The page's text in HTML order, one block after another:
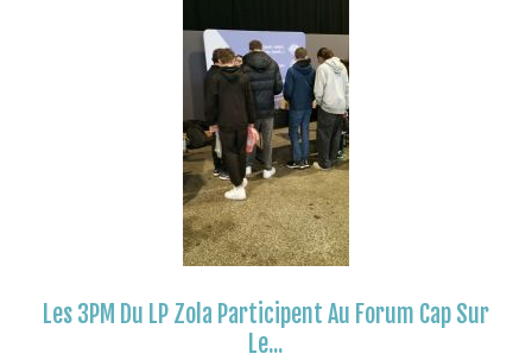
Les 3PM Du LP Zola Participent Au Forum Cap Sur
Le...